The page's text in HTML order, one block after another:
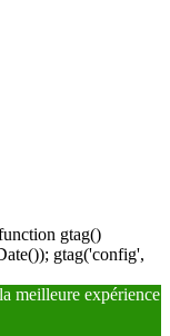
gtag()
gtag('config',
meilleure expérience